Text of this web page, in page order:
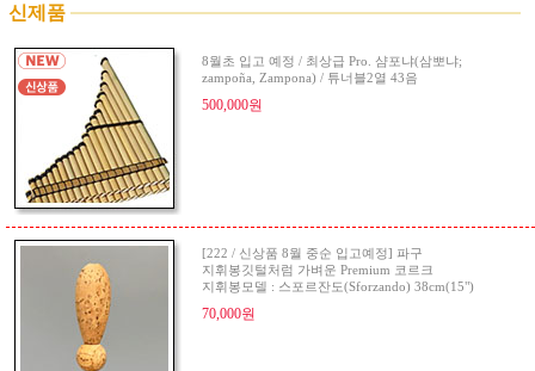
신제품
8월초 입고 예정 / 최상급 Pro. 샴포냐(삼뽀냐;
zampoña, Zampona) / 튜너블2열 43음
500,000원
[222 / 신상품 8월 중순 입고예정] 파구
지휘봉깃털처럼 가벼운 Premium 코르크
지휘봉모델 : 스포르잔도(Sforzando) 38cm(15")
70,000원